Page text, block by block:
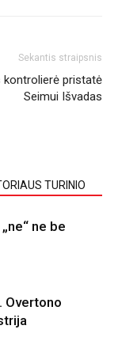
Sekantis straipsnis
kontrolierė pristatė
Seimui Išvadas
TURINIO
ne be
Overtono